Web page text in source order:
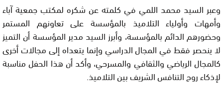
وعبر السيد محمد اللمي في كلمته عن شكره لمكتب جمعية آباء
وأمهات وأولياء التلاميذ بالمؤسسة على تعاونهم المستمر
وحضورهم الدائم بالمؤسسة، وأبرز السيد مدير المؤسسة أن التميز
لا ينحصر فقط في المجال الدراسي وإنما يتعداه إلى مجالات أخرى
كالمجال الرياضي والثقافي والمسرحي، وأكد أن هذا الحفل مناسبة
لإذكاء روح التنافس الشريف بين التلاميذ.